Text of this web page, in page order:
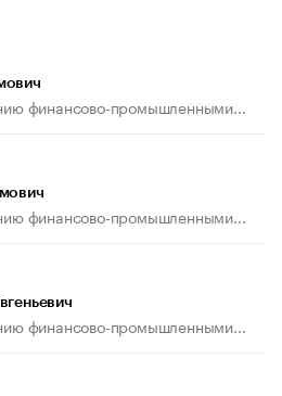
финансово-промышленными...
финансово-промышленными...
финансово-промышленными...